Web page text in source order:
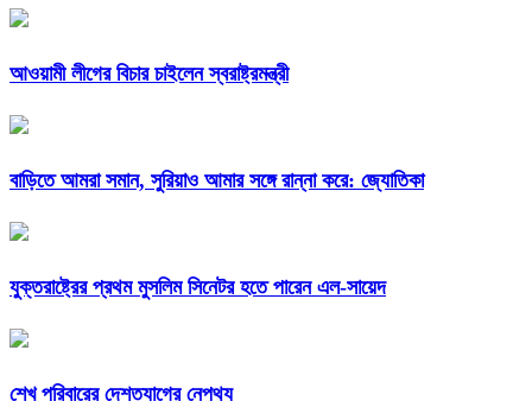
আওয়ামী লীগের বিচার চাইলেন স্বরাষ্ট্রমন্ত্রী
বাড়িতে আমরা সমান, সুরিয়াও আমার সঙ্গে রান্না করে: জ্যোতিকা
যুক্তরাষ্ট্রের প্রথম মুসলিম সিনেটর হতে পারেন এল-সায়েদ
শেখ পরিবারের দেশত্যাগের নেপথ্য